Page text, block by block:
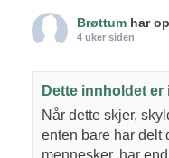
Brøttum har
4 uker siden
Dette innholdet
Når dette skjer,
enten bare har delt